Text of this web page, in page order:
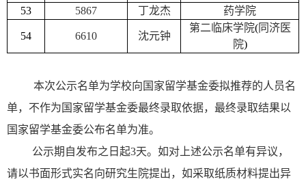
53
5867 丁龙杰 药学院
54 6610 沈元钟
第二临床学院(同济医
院)
本次公示名单为学校向国家留学基金委拟推荐的人员名
单，不作为国家留学基金委最终录取依据，最终录取结果以
国家留学基金委公布名单为准。
公示期自发布之日起3天。如对上述公示名单有异议，
请以书面形式实名向研究生院提出，如采取纸质材料提出异